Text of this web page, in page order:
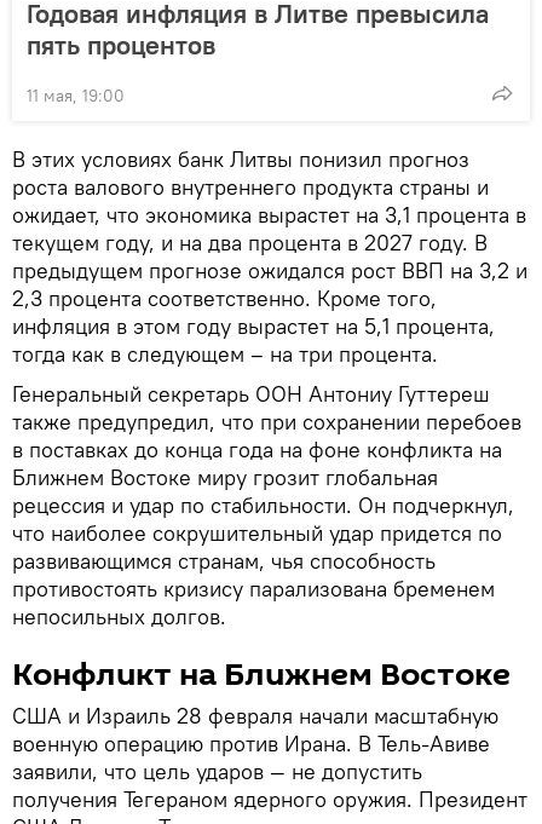
Годовая инфляция в Литве превысила
пять процентов
11 мая, 19:00
В этих условиях банк Литвы понизил прогноз
роста валового внутреннего продукта страны и
ожидает, что экономика вырастет на 3,1 процента в
текущем году, и на два процента в 2027 году. В
предыдущем прогнозе ожидался рост ВВП на 3,2 и
2,3 процента соответственно. Кроме того,
инфляция в этом году вырастет на 5,1 процента,
тогда как в следующем – на три процента.
Генеральный секретарь ООН Антониу Гуттереш
также предупредил, что при сохранении перебоев
в поставках до конца года на фоне конфликта на
Ближнем Востоке миру грозит глобальная
рецессия и удар по стабильности. Он подчеркнул,
что наиболее сокрушительный удар придется по
развивающимся странам, чья способность
противостоять кризису парализована бременем
непосильных долгов.
Конфликт на Ближнем Востоке
США и Израиль 28 февраля начали масштабную
военную операцию против Ирана. В Тель-Авиве
заявили, что цель ударов — не допустить
получения Тегераном ядерного оружия. Президент